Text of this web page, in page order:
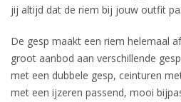
jij altijd dat de riem bij jouw outfit
De gesp maakt een riem helemaal
groot aanbod aan verschillende
met een dubbele gesp, ceinturen
met een ijzeren passend, mooi